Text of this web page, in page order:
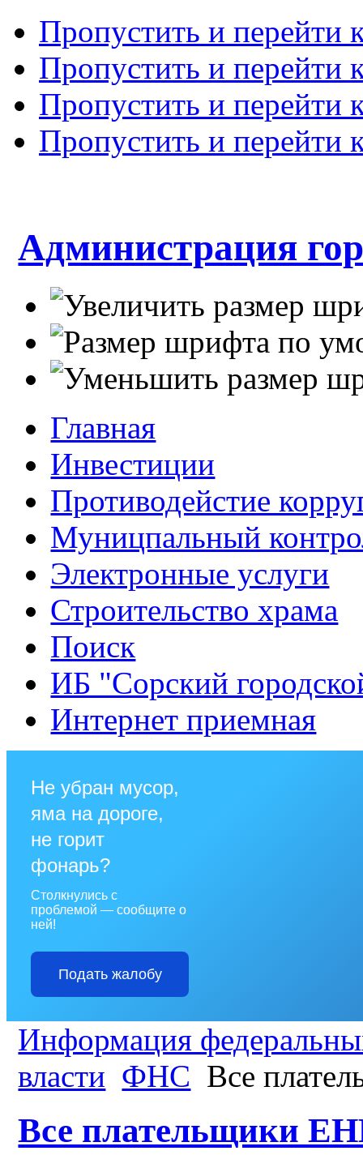
Пропустить и перейти
Пропустить и перейти
Пропустить и перейти
Пропустить и перейти
Администрация
Главная
Инвестиции
Противодейстие
Муницпальный
Электронные услуги
Строительство храма
Поиск
ИБ "Сорский
Интернет приемная
Не убран мусор,
яма на дороге,
не горит
фонарь?
Столкнулись с
проблемой — сообщите о
ней!
Подать жалобу
Информация
власти ФНС Все
Все плательщики